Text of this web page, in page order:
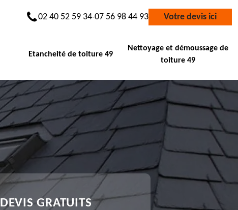
02 40 52 59 34-07 56 98 44 93 Votre devis ici
Etancheité de toiture 49
Nettoyage et démoussage de
toiture 49
DEVIS GRATUITS